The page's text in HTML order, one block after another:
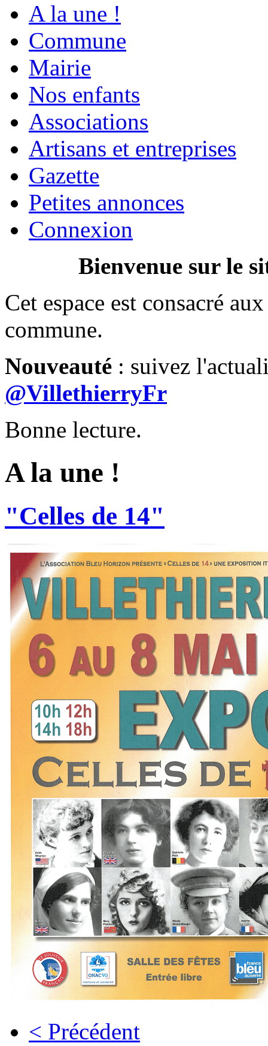
A la une !
Commune
Mairie
Nos enfants
Associations
Artisans et entreprises
Gazette
Petites annonces
Connexion
Bienvenue sur le
Cet espace est consacré
commune.
Nouveauté : suivez
@VillethierryFr
Bonne lecture.
A la une !
"Celles de 14"
< Précédent